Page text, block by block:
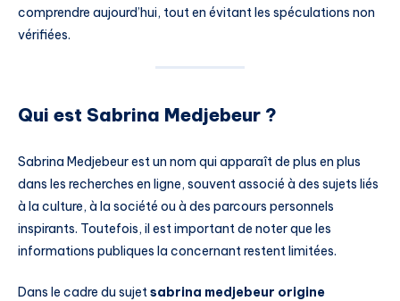
comprendre aujourd’hui, tout en évitant les spéculations non
vérifiées.
Qui est Sabrina Medjebeur ?
Sabrina Medjebeur est un nom qui apparaît de plus en plus
dans les recherches en ligne, souvent associé à des sujets liés
à la culture, à la société ou à des parcours personnels
inspirants. Toutefois, il est important de noter que les
informations publiques la concernant restent limitées.
Dans le cadre du sujetsabrina medjebeur origine